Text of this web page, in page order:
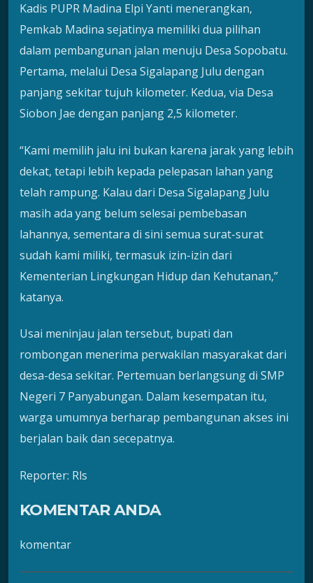
Kadis PUPR Madina Elpi Yanti menerangkan,
Pemkab Madina sejatinya memiliki dua pilihan
dalam pembangunan jalan menuju Desa Sopobatu.
Pertama, melalui Desa Sigalapang Julu dengan
panjang sekitar tujuh kilometer. Kedua, via Desa
Siobon Jae dengan panjang 2,5 kilometer.
“Kami memilih jalu ini bukan karena jarak yang lebih
dekat, tetapi lebih kepada pelepasan lahan yang
telah rampung. Kalau dari Desa Sigalapang Julu
masih ada yang belum selesai pembebasan
lahannya, sementara di sini semua surat-surat
sudah kami miliki, termasuk izin-izin dari
Kementerian Lingkungan Hidup dan Kehutanan,”
katanya.
Usai meninjau jalan tersebut, bupati dan
rombongan menerima perwakilan masyarakat dari
desa-desa sekitar. Pertemuan berlangsung di SMP
Negeri 7 Panyabungan. Dalam kesempatan itu,
warga umumnya berharap pembangunan akses ini
berjalan baik dan secepatnya.
Reporter: Rls
KOMENTAR ANDA
komentar